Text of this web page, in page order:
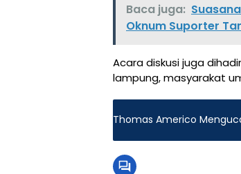
Baca juga:
Oknum Suporter
Acara diskusi juga
lampung, masyarakat
Thomas Americo